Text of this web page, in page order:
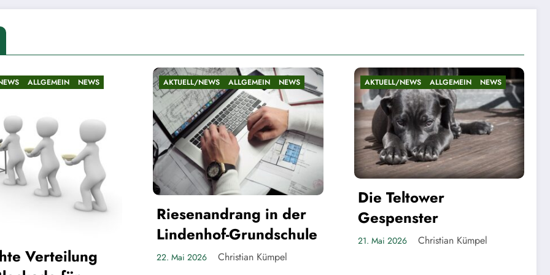
AKTUELL/NEWS ALLGEMEIN
Riesenandrang in der
Lindenhof-Grundschule
22. Mai 2026 Christian Kümpel
AKTUELL/NEWS ALLGEMEIN
Die Teltower
Gespenster
21. Mai 2026 Christian Kümpel
AKTUELL/NEWS ALLGEMEIN
Bilanz nach fast fünf
Jahren
20. Mai 2026 Christian Kümpel